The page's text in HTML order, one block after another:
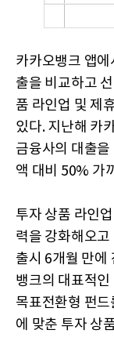
카카오뱅크 앱
출을 비교하고
품 라인업 및 제
있다. 지난해 카
금융사의 대출
액 대비 50% 가
투자 상품 라인
력을 강화해오고
출시 6개월 만에
뱅크의 대표적
목표전환형 펀
에 맞춘 투자 상